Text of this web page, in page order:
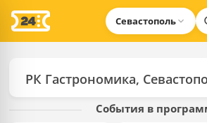
Севастополь
РК Гастрономика,
События в